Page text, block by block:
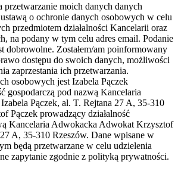
przetwarzanie moich danych danych
o ochronie danych osobowych w celu
przedmiotem działalności Kancelarii oraz
na podany w tym celu adres email. Podanie
dobrowolne. Zostałem/am poinformowany
dostępu do swoich danych, możliwości
zaprzestania ich przetwarzania.
osobowych jest Izabela Pączek
gospodarczą pod nazwą Kancelaria
Pączek, al. T. Rejtana 27 A, 35-310
Pączek prowadzący działalność
Kancelaria Adwokacka Adwokat Krzysztof
A, 35-310 Rzeszów. Dane wpisane w
będą przetwarzane w celu udzielenia
zapytanie zgodnie z polityką prywatności.